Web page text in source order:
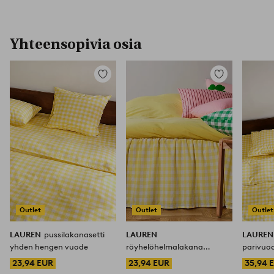
Yhteensopivia osia
Outlet
Lisää
LAUREN pussilakanasetti
yhden hengen vuode
23,94 EUR
Outlet
Lisää
suosikkeihin
LAUREN
röyhelöhelmalakana
orgaaninen korkeus 45 cm
23,94 EUR
Outlet
35,94